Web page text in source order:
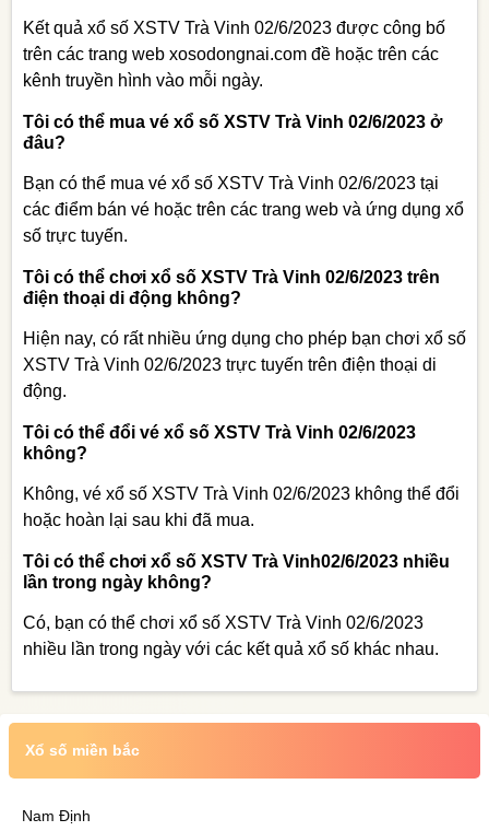
Kết quả xổ số XSTV Trà Vinh 02/6/2023 được công bố
trên các trang web xosodongnai.com đề hoặc trên các
kênh truyền hình vào mỗi ngày.
Tôi có thể mua vé xổ số XSTV Trà Vinh 02/6/2023 ở
đâu?
Bạn có thể mua vé xổ số XSTV Trà Vinh 02/6/2023 tại
các điểm bán vé hoặc trên các trang web và ứng dụng xổ
số trực tuyến.
Tôi có thể chơi xổ số XSTV Trà Vinh 02/6/2023 trên
điện thoại di động không?
Hiện nay, có rất nhiều ứng dụng cho phép bạn chơi xổ số
XSTV Trà Vinh 02/6/2023 trực tuyến trên điện thoại di
động.
Tôi có thể đổi vé xổ số XSTV Trà Vinh 02/6/2023
không?
Không, vé xổ số XSTV Trà Vinh 02/6/2023 không thể đổi
hoặc hoàn lại sau khi đã mua.
Tôi có thể chơi xổ số XSTV Trà Vinh02/6/2023 nhiều
lần trong ngày không?
Có, bạn có thể chơi xổ số XSTV Trà Vinh 02/6/2023
nhiều lần trong ngày với các kết quả xổ số khác nhau.
Xổ số miền bắc
Nam Định